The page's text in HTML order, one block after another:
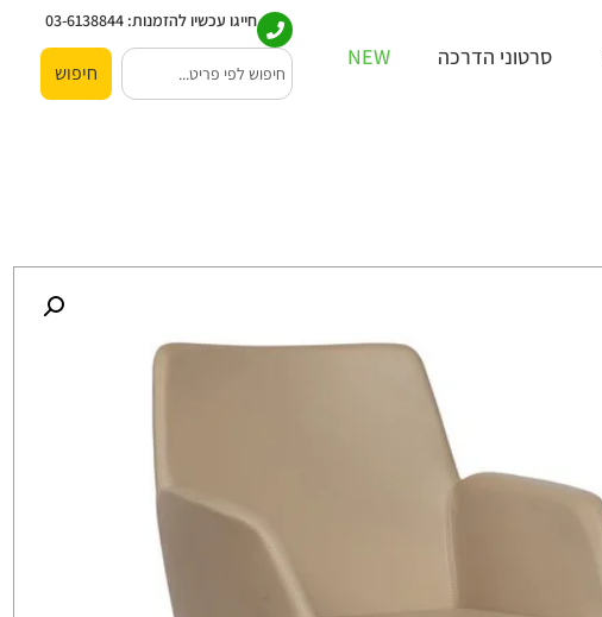
סרטוני הדרכה NEW
חייגו עכשיו להזמנות: 03-6138844
חיפוש